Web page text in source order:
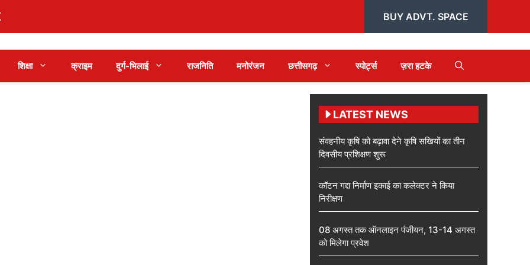
BUY ADVT. SPACE
शिक्षा क्राइम दुर्ग-भिलाई राजनिति मनोरंजन छत्तीसगढ़ स्पोर्ट्स ज़रा हटके
LATEST NEWS
संवहनीय कृषि को बढ़ावा देने कृषि सखियों का तीन
दिवसीय प्रशिक्षण शुरू
कॉटन गद्दा निर्माण इकाई का कलेक्टर ने किया
निरीक्षण
08 अगस्त तक ऑनलाइन पंजीयन, 13-14 अगस्त
को मिलेगा प्रवेश